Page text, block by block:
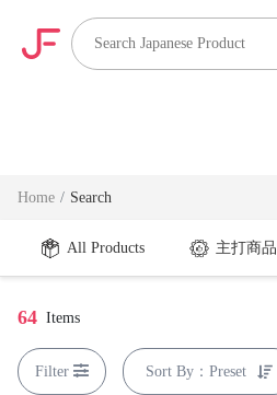
Home Search
All Products 主打商品
64 Items
Filter Preset